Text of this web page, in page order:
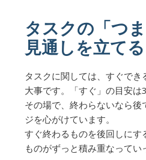
タスクの「つ
見通しを立てる
タスクに関しては、すぐで
大事です。「すぐ」の目安は
その場で、終わらないなら後
ジを心がけています。
すぐ終わるものを後回しにす
ものがずっと積み重なってい